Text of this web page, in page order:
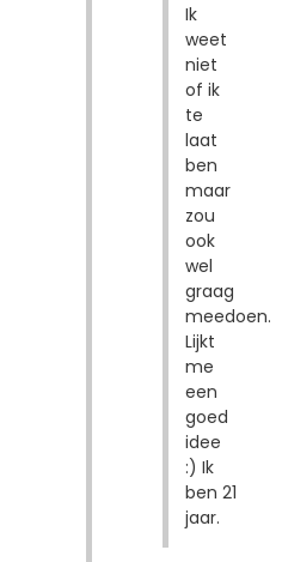
Ik
weet
niet
of ik
te
laat
ben
maar
zou
ook
wel
graag
meedoen.
Lijkt
me
een
goed
idee
:) Ik
ben 21
jaar.